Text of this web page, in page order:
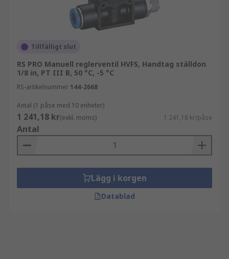
Tillfälligt slut
RS PRO Manuell reglerventil HVFS, Handtag ställdon
1/8 in, PT III B, 50 °C, -5 °C
RS-artikelnummer 144-2668
Antal (1 påse med 10 enheter)
1 241,18 kr(exkl. moms) 1 241,18 kr/påse
Antal
Lägg i korgen
Datablad